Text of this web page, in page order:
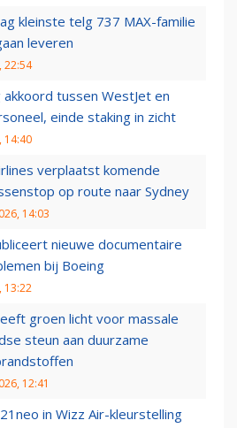
kleinste telg 737 MAX-familie
leveren
22:54
tussen WestJet en
einde staking in zicht
14:40
verplaatst komende
op route naar Sydney
14:03
nieuwe documentaire
bij Boeing
13:22
groen licht voor massale
steun aan duurzame
12:41
in Wizz Air-kleurstelling